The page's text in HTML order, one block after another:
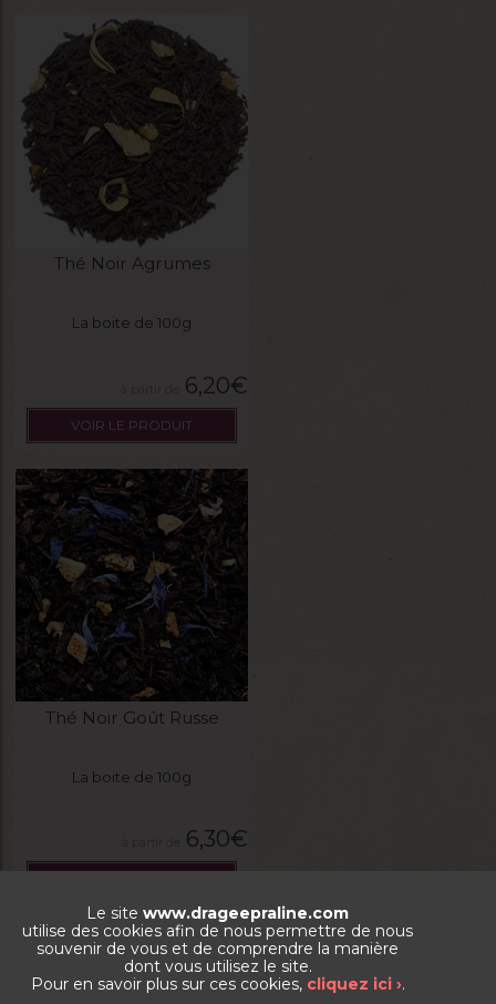
Thé Noir Agrumes
La boite de 100g
6,20€
VOIR LE PRODUIT
Thé Noir Goût Russe
La boite de 100g
6,30€
Le site www.drageepraline.com
utilise des cookies afin de nous permettre de nous
souvenir de vous et de comprendre la manière
dont vous utilisez le site.
Pour en savoir plus sur ces cookies, cliquez ici ›.